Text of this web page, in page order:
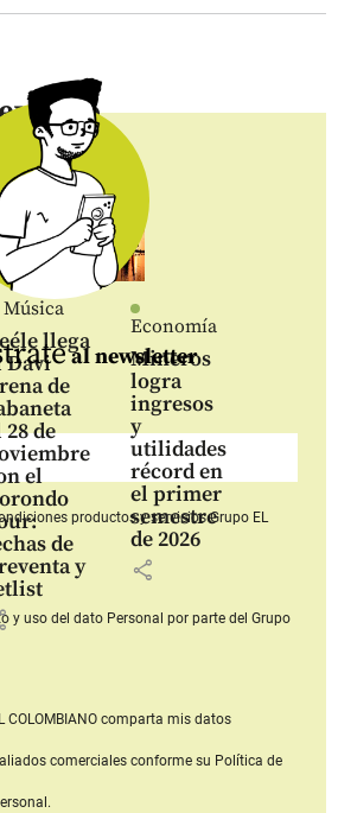
Música
llega
Davi
de
28 de
el
de
y
Economía
Mineros
logra
ingresos
y
utilidades
récord en
el primer
semestre
de 2026
share
al newsletter
productos y serviciosGrupo EL
y uso del dato Personal por parte del Grupo
COLOMBIANOcomparta mis datos
comerciales conforme su Política de